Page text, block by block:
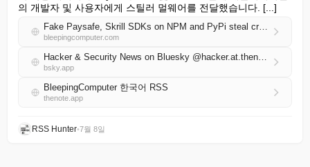
의 개발자 및 사용자에게 스틸러 멀웨어를 전달했습니다. [...]
Fake Paysafe, Skrill SDKs on NPM and PyPi steal credentials
bleepingcomputer.com
Hacker & Security News on Bluesky @hacker.at.thenote.app
bsky.app
BleepingComputer 한국어 RSS
thenote.app
RSS Hunter•7월 8일